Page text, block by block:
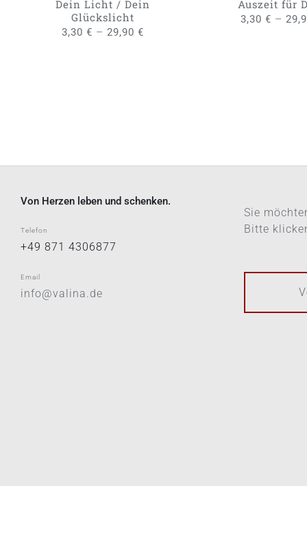
Dein Licht / Dein
Glückslicht
3,30€ –29,90€
Auszeit für
3,30€ –
Von Herzen leben und schenken.
Telefon
+49 871 4306877
Email
info@valina.de
Sie
Bitte